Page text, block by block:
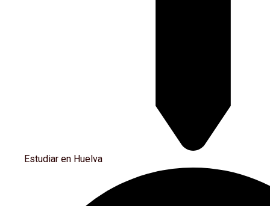
Estudiar en Huelva